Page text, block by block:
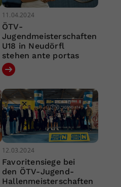
11.04.2024
ÖTV-
Jugendmeisterschaften
U18 in Neudörfl
stehen ante portas
12.03.2024
Favoritensiege bei
den ÖTV-Jugend-
Hallenmeisterschaften